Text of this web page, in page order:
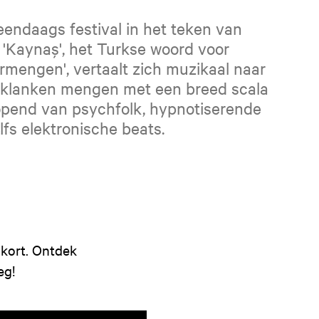
festival in het teken van
het Turkse woord voor
vertaalt zich muzikaal naar
mengen met een breed scala
van psychfolk, hypnotiserende
elektronische beats.
Ontdek